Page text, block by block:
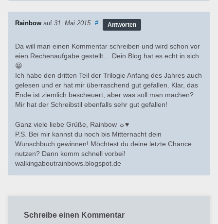
Rainbow auf 31. Mai 2015 # Antworten
Da will man einen Kommentar schreiben und wird schon vor
eien Rechenaufgabe gestellt… Dein Blog hat es echt in sich
😀
Ich habe den dritten Teil der Trilogie Anfang des Jahres auch
gelesen und er hat mir überraschend gut gefallen. Klar, das
Ende ist ziemlich bescheuert, aber was soll man machen?
Mir hat der Schreibstil ebenfalls sehr gut gefallen!
Ganz viele liebe Grüße, Rainbow ☼♥
P.S. Bei mir kannst du noch bis Mitternacht dein
Wunschbuch gewinnen! Möchtest du deine letzte Chance
nutzen? Dann komm schnell vorbei!
walkingaboutrainbows.blogspot.de
Schreibe einen Kommentar